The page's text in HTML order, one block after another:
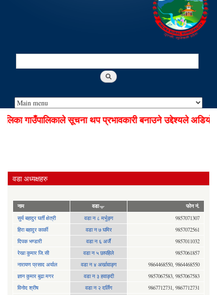
Search
गाउँपालिकाले सूचना थप प्रभावकारी बनाउने उद्देश्यले अडियो
वडा अध्यक्षहरु
नाम वडा फोन नं.
सुर्य बहादुर घर्ती क्षेत्री वडा न ८ मर्भुङ्ग
9857071307
हिरा बहादुर कार्की
वडा न ७ घमिर
9857072561
दिपक भण्डारी
वडा न ६ अर्जै
9857011032
रेखा कुमार जि.सी
वडा न ५ छापहिले
9857061857
नारायण प्रसाद अर्याल
वडा न‍ ४ अर्खावाङ्ग
9864468550, 9864468550
ज्ञान कुमार बुढा मगर
वडा न ३ हवाङ्दी
9857067583, 9857067583
विनोद श्रीष
वडा न २ दर्लिंग
9867712731, 9867712731